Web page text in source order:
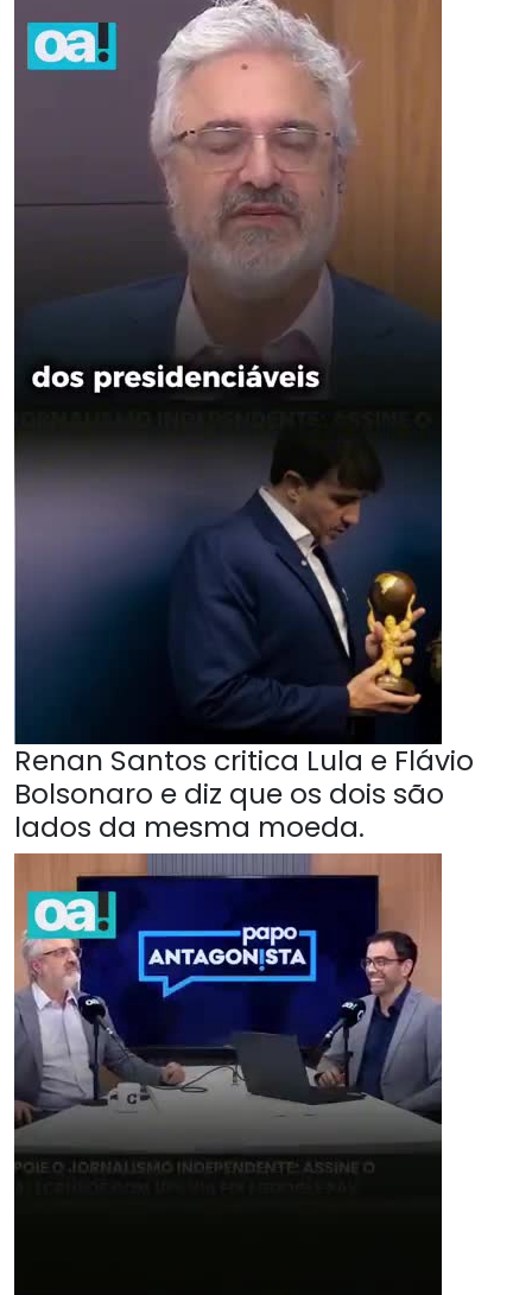
Renan Santos critica Lula e Flávio
Bolsonaro e diz que os dois são
lados da mesma moeda.